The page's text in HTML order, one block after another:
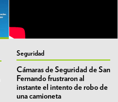
Seguridad
Cámaras de Seguridad de San
Fernando frustraron al
instante el intento de robo de
una camioneta